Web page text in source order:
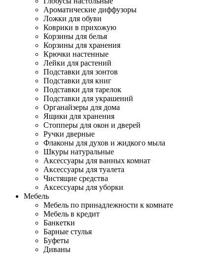
Ароматические диффузоры
Ложки для обуви
Коврики в прихожую
Корзины для белья
Корзины для хранения
Крючки настенные
Лейки для растений
Подставки для зонтов
Подставки для книг
Подставки для тарелок
Подставки для украшений
Органайзеры для дома
Ящики для хранения
Стопперы для окон и дверей
Ручки дверные
Флаконы для духов и жидкого мыла
Шкуры натуральные
Аксессуары для ванных комнат
Аксессуары для туалета
Чистящие средства
Аксессуары для уборки
Мебель
Мебель по принадлежности к комнате
Мебель в кредит
Банкетки
Барные стулья
Буфеты
Диваны